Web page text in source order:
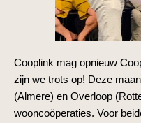
Cooplink mag opnieuw
zijn we trots op! Deze
(Almere) en Overloop
wooncoöperaties. Voor